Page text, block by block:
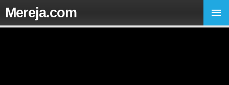
Mereja.com